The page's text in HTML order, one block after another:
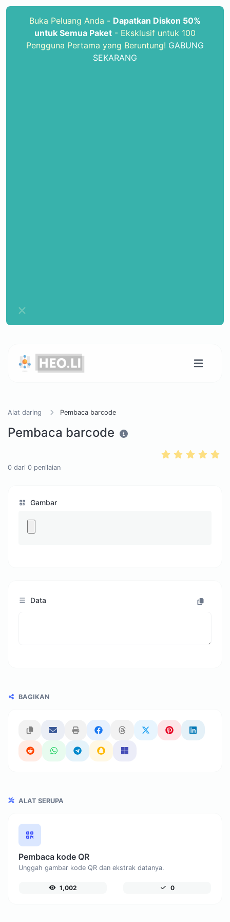
Buka Peluang Anda - Dapatkan Diskon 50%
untuk Semua Paket - Eksklusif untuk 100
Pengguna Pertama yang Beruntung! GABUNG
SEKARANG
Alat daring Pembaca barcode
Pembaca barcode
0 dari 0 penilaian
Gambar
Data
BAGIKAN
ALAT SERUPA
Pembaca kode QR
Unggah gambar kode QR dan ekstrak datanya.
1,002 0